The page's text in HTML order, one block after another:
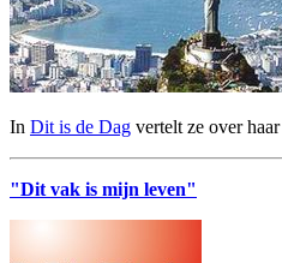
In Dit is de Dag vertelt ze over haar
"Dit vak is mijn leven"